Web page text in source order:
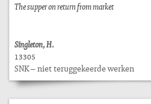
The supper on return from market
Singleton, H.
13305
SNK – niet teruggekeerde werken